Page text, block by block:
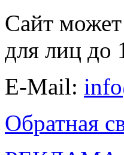
Сайт может
для лиц до
E-Mail:
Обратная